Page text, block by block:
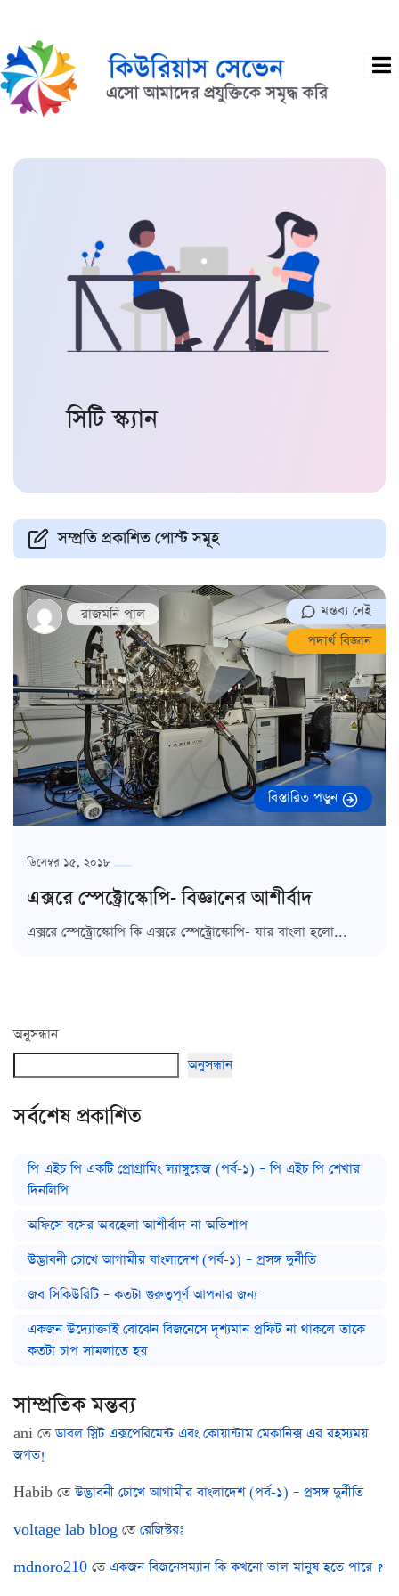
সিটি স্ক্যান
সম্প্রতি প্রকাশিত পোস্ট সমূহ
রাজমনি পাল
মন্তব্য নেই
পদার্থ বিজ্ঞান
বিস্তারিত পড়ুন
ডিসেম্বর ১৫, ২০১৮
এক্সরে স্পেক্ট্রোস্কোপি- বিজ্ঞানের আশীর্বাদ
এক্সরে স্পেক্ট্রোস্কোপি কি এক্সরে স্পেক্ট্রোস্কোপি- যার বাংলা হলো...
অনুসন্ধান
অনুসন্ধান
সর্বশেষ প্রকাশিত
পি এইচ পি একটি প্রোগ্রামিং ল্যাঙ্গুয়েজ (পর্ব-১) – পি এইচ পি শেখার
দিনলিপি
অফিসে বসের অবহেলা আশীর্বাদ না অভিশাপ
উদ্ভাবনী চোখে আগামীর বাংলাদেশ (পর্ব-১) – প্রসঙ্গ দুর্নীতি
জব সিকিউরিটি – কতটা গুরুত্বপূর্ণ আপনার জন্য
একজন উদ্যোক্তাই বোঝেন বিজনেসে দৃশ্যমান প্রফিট না থাকলে তাকে
কতটা চাপ সামলাতে হয়
সাম্প্রতিক মন্তব্য
ani তেডাবল স্লিট এক্সপেরিমেন্ট এবং কোয়ান্টাম মেকানিক্স এর রহস্যময়
জগত!
Habib তেউদ্ভাবনী চোখে আগামীর বাংলাদেশ (পর্ব-১) – প্রসঙ্গ দুর্নীতি
voltage lab blog তেরেজিস্টরঃ
mdnoro210 তেএকজন বিজনেসম্যান কি কখনো ভাল মানুষ হতে পারে ?